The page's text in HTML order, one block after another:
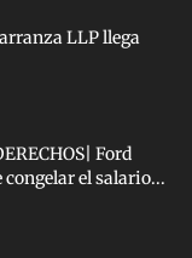
LLP llega
Ford
el salario...